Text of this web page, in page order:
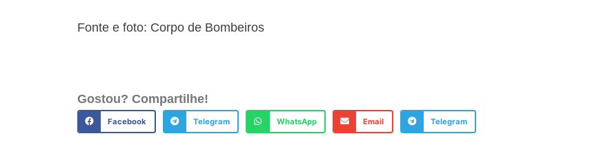
Fonte e foto: Corpo de Bombeiros
Gostou? Compartilhe!
Facebook Telegram WhatsApp Email Telegram